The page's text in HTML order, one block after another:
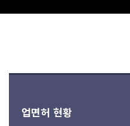
업면허 현황